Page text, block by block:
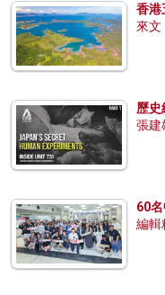
香港
來文
歷史
張建
60
編輯